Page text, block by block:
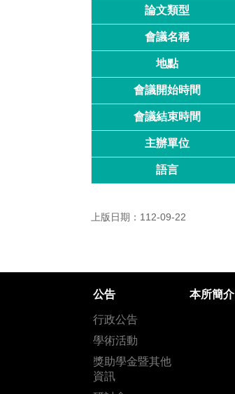
論文類型
會議名稱
地點
會議開始時間
會議結束時間
主辦單位
語言
上版日期：112-09-22
公告
行政公告
學術活動
獎助學金暨其他
資訊
本所簡介